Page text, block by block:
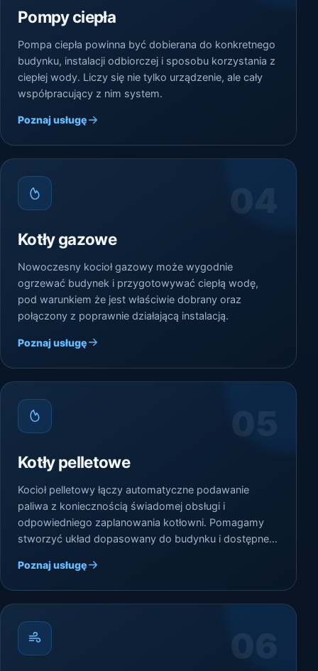
Pompy ciepła
Pompa ciepła powinna być dobierana do konkretnego
budynku, instalacji odbiorczej i sposobu korzystania z
ciepłej wody. Liczy się nie tylko urządzenie, ale cały
współpracujący z nim system.
Poznaj usługę
04
Kotły gazowe
Nowoczesny kocioł gazowy może wygodnie
ogrzewać budynek i przygotowywać ciepłą wodę,
pod warunkiem że jest właściwie dobrany oraz
połączony z poprawnie działającą instalacją.
Poznaj usługę
05
Kotły pelletowe
Kocioł pelletowy łączy automatyczne podawanie
paliwa z koniecznością świadomej obsługi i
odpowiedniego zaplanowania kotłowni. Pomagamy
stworzyć układ dopasowany do budynku i dostępnej
Poznaj usługę
06